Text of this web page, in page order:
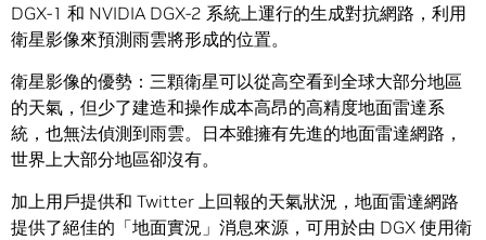
DGX-1 和 NVIDIA DGX-2 系統上運行的生成對抗網路，利用
衛星影像來預測雨雲將形成的位置。
衛星影像的優勢：三顆衛星可以從高空看到全球大部分地區
的天氣，但少了建造和操作成本高昂的高精度地面雷達系
統，也無法偵測到雨雲。日本雖擁有先進的地面雷達網路，
世界上大部分地區卻沒有。
加上用戶提供和 Twitter 上回報的天氣狀況，地面雷達網路
提供了絕佳的「地面實況」消息來源，可用於由 DGX 使用衛